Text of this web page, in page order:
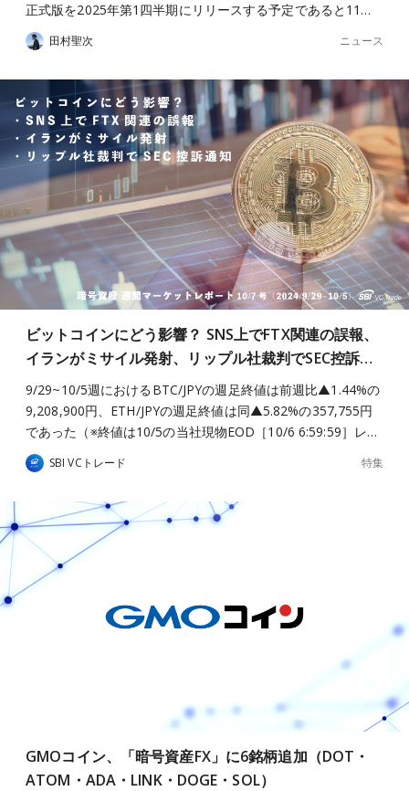
正式版を2025年第1四半期にリリースする予定であると11…
田村聖次 ニュース
ビットコインにどう影響？ SNS上でFTX関連の誤報、
イランがミサイル発射、リップル社裁判でSEC控訴…
9/29~10/5週におけるBTC/JPYの週足終値は前週比▲1.44%の
9,208,900円、ETH/JPYの週足終値は同▲5.82%の357,755円
であった（※終値は10/5の当社現物EOD［10/6 6:59:59］レ…
SBI VCトレード 特集
GMOコイン、「暗号資産FX」に6銘柄追加（DOT・
ATOM・ADA・LINK・DOGE・SOL）